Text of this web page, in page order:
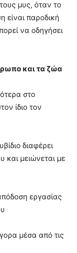
μυς, όταν το
είναι παροδική
να οδηγήσει
και τα ζώα
στο
ίδιο τον
διαφέρει
και μειώνεται με
εργασίας
μέσα από τις